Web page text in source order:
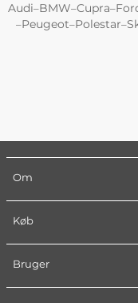
Audi–BMW–Cupra–
–Peugeot–Polestar–
Om
Køb
Bruger